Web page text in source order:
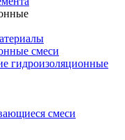
смеси
гидроизоляционные
смеси